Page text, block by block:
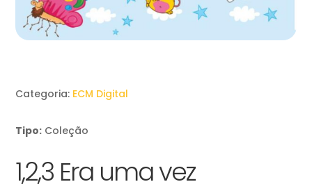
Categoria: ECM Digital
Tipo: Coleção
1,2,3 Era uma vez